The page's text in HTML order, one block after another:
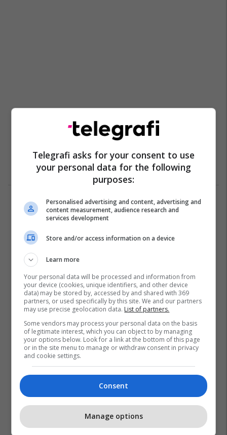
2
Telegrafi asks for your consent to use
your personal data for the following
purposes:
Personalised advertising and content, advertising and
content measurement, audience research and
services development
Store and/or access information on a device
Learn more
Your personal data will be processed and information from
your device (cookies, unique identifiers, and other device
data) may be stored by, accessed by and shared with 369
partners, or used specifically by this site. We and our partners
may use precise geolocation data. List of partners.
Some vendors may process your personal data on the basis
of legitimate interest, which you can object to by managing
your options below. Look for a link at the bottom of this page
or in the site menu to manage or withdraw consent in privacy
and cookie settings.
Consent
Manage options